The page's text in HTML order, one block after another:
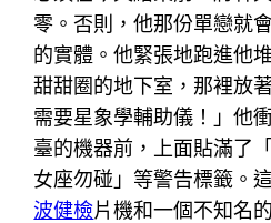
零。否則，他那份單戀就
的實體。他緊張地跑進他
甜甜圈的地下室，那裡放
需要星象學輔助儀！」他
臺的機器前，上面貼滿了
女座勿碰」等警告標籤。
波健檢片機和一個不知名